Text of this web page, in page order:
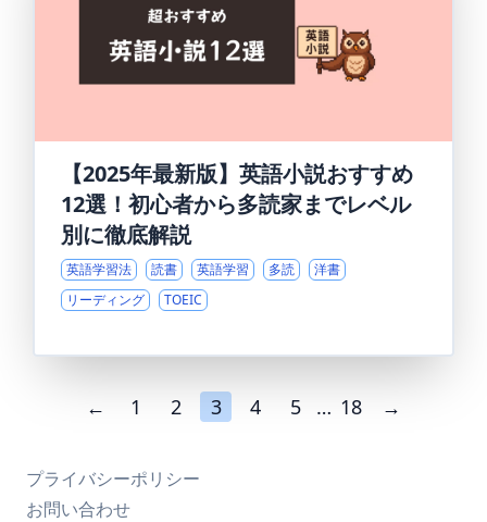
【2025年最新版】英語小説おすすめ
12選！初心者から多読家までレベル
別に徹底解説
英語学習法 読書 英語学習 多読
洋書
リーディング
TOEIC
← 1 2 3 4 5 … 18 →
プライバシーポリシー
お問い合わせ